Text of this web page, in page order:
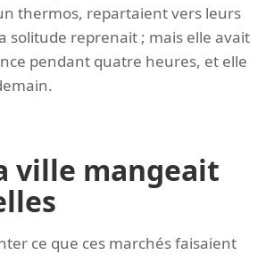
thermos, repartaient vers leurs
solitude reprenait ; mais elle avait
pendant quatre heures, et elle
ville mangeait
ce que ces marchés faisaient